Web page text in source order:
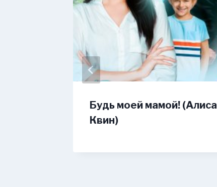
Будь моей мамой! (Алиса
Квин)